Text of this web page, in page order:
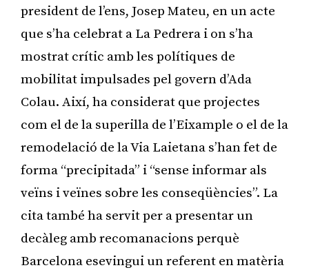
president de l’ens, Josep Mateu, en un acte
que s’ha celebrat a La Pedrera i on s’ha
mostrat crític amb les polítiques de
mobilitat impulsades pel govern d’Ada
Colau. Així, ha considerat que projectes
com el de la superilla de l’Eixample o el de la
remodelació de la Via Laietana s’han fet de
forma “precipitada” i “sense informar als
veïns i veïnes sobre les conseqüències”. La
cita també ha servit per a presentar un
decàleg amb recomanacions perquè
Barcelona esevingui un referent en matèria